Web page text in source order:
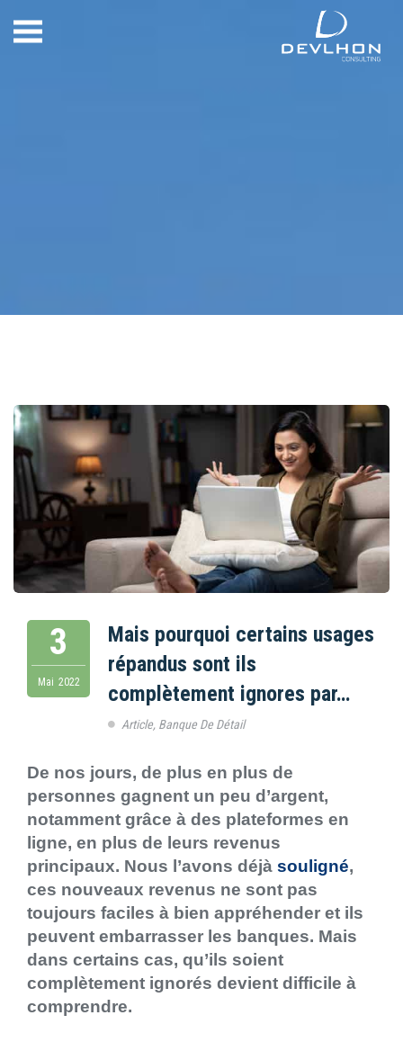
3
Mai 2022
Mais pourquoi certains usages
répandus sont ils
complètement ignores par…
Article, Banque De Détail
De nos jours, de plus en plus de
personnes gagnent un peu d’argent,
notamment grâce à des plateformes en
ligne, en plus de leurs revenus
principaux. Nous l’avons déjà souligné,
ces nouveaux revenus ne sont pas
toujours faciles à bien appréhender et ils
peuvent embarrasser les banques. Mais
dans certains cas, qu’ils soient
complètement ignorés devient difficile à
comprendre.